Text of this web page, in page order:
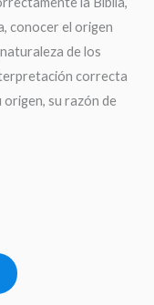
conocer el origen
de los
correcta
origen, su razón de